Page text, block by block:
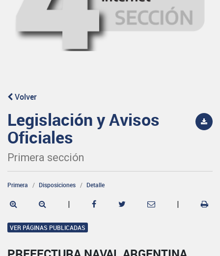
Volver
Legislación y Avisos
Oficiales
Primera sección
Primera Disposiciones Detalle
| |
VER PÁGINAS PUBLICADAS